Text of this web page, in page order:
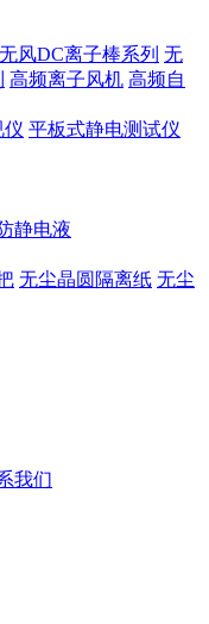
无风DC离子棒系列 无
高频离子风机 高频自
仪 平板式静电测试仪
静电液
无尘晶圆隔离纸 无尘
我们